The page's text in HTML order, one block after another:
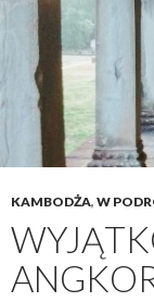
KAMBODŻA, W